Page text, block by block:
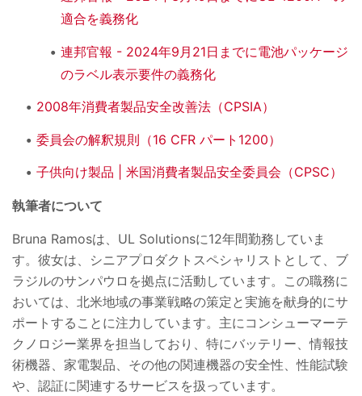
適合を義務化
連邦官報 - 2024年9月21日までに電池パッケージ
のラベル表示要件の義務化
2008年消費者製品安全改善法（CPSIA）
委員会の解釈規則（16 CFR パート1200）
子供向け製品 | 米国消費者製品安全委員会（CPSC）
執筆者について
Bruna Ramosは、UL Solutionsに12年間勤務していま
す。彼女は、シニアプロダクトスペシャリストとして、ブ
ラジルのサンパウロを拠点に活動しています。この職務に
おいては、北米地域の事業戦略の策定と実施を献身的にサ
ポートすることに注力しています。主にコンシューマーテ
クノロジー業界を担当しており、特にバッテリー、情報技
術機器、家電製品、その他の関連機器の安全性、性能試験
や、認証に関連するサービスを扱っています。